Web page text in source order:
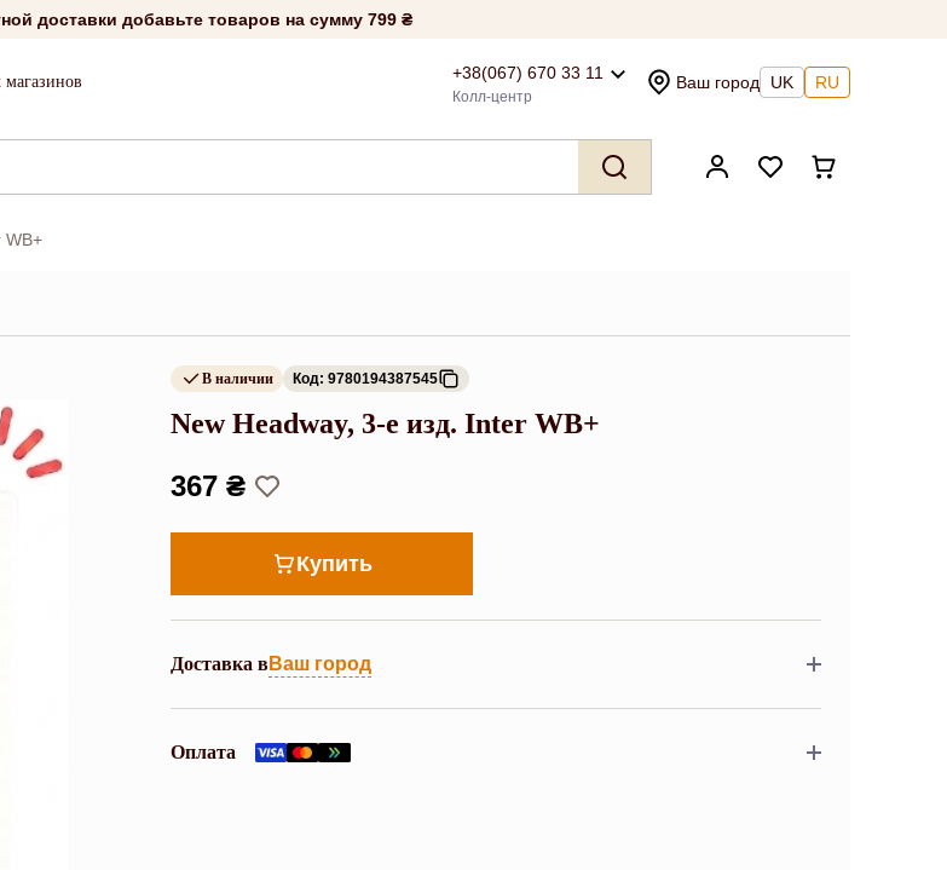
доставки добавьте товаров на сумму 799 ₴
+38(067) 670 33 11
Колл-центр
Ваш город UK RU
WB+
В наличии Код: 9780194387545
New Headway, 3-е изд. Inter WB+
367 ₴
Купить
Доставка вВаш город
Оплата